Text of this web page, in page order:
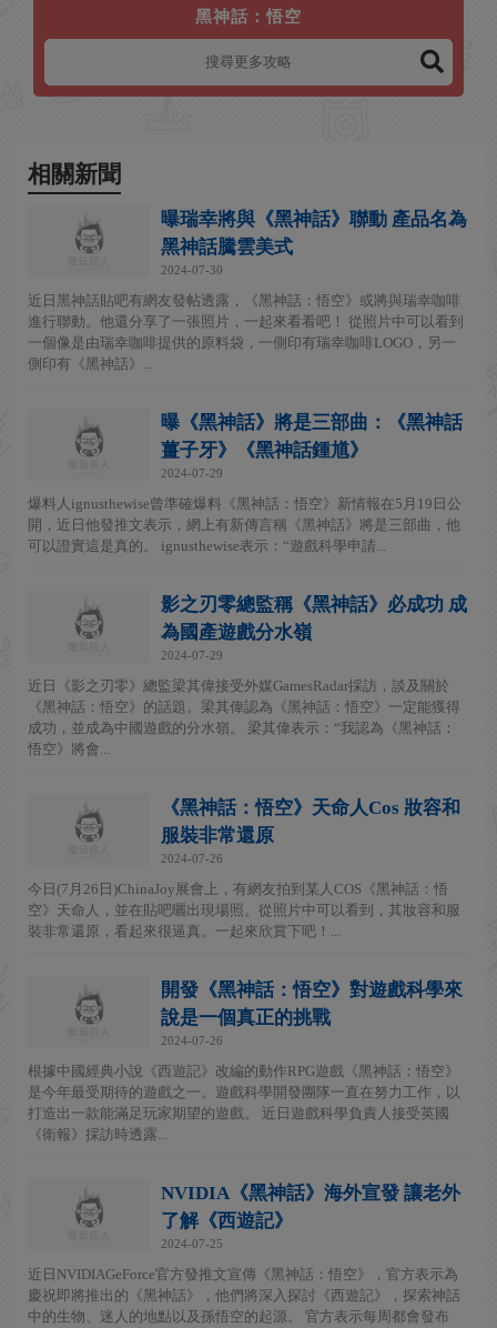
黑神話：悟空
相關新聞
曝瑞幸將與《黑神話》聯動 產品名為
黑神話騰雲美式
2024-07-30
近日黑神話貼吧有網友發帖透露，《黑神話：悟空》或將與瑞幸咖啡
進行聯動。他還分享了一張照片，一起來看看吧！ 從照片中可以看到
一個像是由瑞幸咖啡提供的原料袋，一側印有瑞幸咖啡LOGO，另一
側印有《黑神話》...
曝《黑神話》將是三部曲：《黑神話
薑子牙》《黑神話鍾馗》
2024-07-29
爆料人ignusthewise曾準確爆料《黑神話：悟空》新情報在5月19日公
開，近日他發推文表示，網上有新傳言稱《黑神話》將是三部曲，他
可以證實這是真的。 ignusthewise表示：“遊戲科學申請...
影之刃零總監稱《黑神話》必成功 成
為國產遊戲分水嶺
2024-07-29
近日《影之刃零》總監梁其偉接受外媒GamesRadar採訪，談及關於
《黑神話：悟空》的話題。梁其偉認為《黑神話：悟空》一定能獲得
成功，並成為中國遊戲的分水嶺。 梁其偉表示：“我認為《黑神話：
悟空》將會...
《黑神話：悟空》天命人Cos 妝容和
服裝非常還原
2024-07-26
今日(7月26日)ChinaJoy展會上，有網友拍到某人COS《黑神話：悟
空》天命人，並在貼吧曬出現場照。從照片中可以看到，其妝容和服
裝非常還原，看起來很逼真。一起來欣賞下吧！...
開發《黑神話：悟空》對遊戲科學來
說是一個真正的挑戰
2024-07-26
根據中國經典小說《西遊記》改編的動作RPG遊戲《黑神話：悟空》
是今年最受期待的遊戲之一。遊戲科學開發團隊一直在努力工作，以
打造出一款能滿足玩家期望的遊戲。 近日遊戲科學負責人接受英國
《衛報》採訪時透露...
NVIDIA《黑神話》海外宣發 讓老外
了解《西遊記》
2024-07-25
近日NVIDIAGeForce官方發推文宣傳《黑神話：悟空》，官方表示為
慶祝即將推出的《黑神話》，他們將深入探討《西遊記》，探索神話
中的生物、迷人的地點以及孫悟空的起源。 官方表示每周都會發布